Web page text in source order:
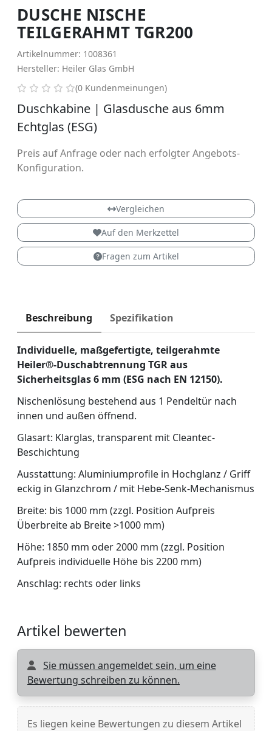
DUSCHE NISCHE
TEILGERAHMT TGR200
Artikelnummer: 1008361
Hersteller: Heiler Glas GmbH
0 von 5 Sternen
(0 Kundenmeinungen)
Duschkabine | Glasdusche aus 6mm
Echtglas (ESG)
Preis auf Anfrage oder nach erfolgter Angebots-
Konfiguration.
Vergleichen
Auf den Merkzettel
Fragen zum Artikel
Beschreibung Spezifikation
Individuelle, maßgefertigte, teilgerahmte
Heiler®-Duschabtrennung TGR aus
Sicherheitsglas 6 mm (ESG nach EN 12150).
Nischenlösung bestehend aus 1 Pendeltür nach
innen und außen öffnend.
Glasart: Klarglas, transparent mit Cleantec-
Beschichtung
Ausstattung: Aluminiumprofile in Hochglanz / Griff
eckig in Glanzchrom / mit Hebe-Senk-Mechanismus
Breite: bis 1000 mm (zzgl. Position Aufpreis
Überbreite ab Breite >1000 mm)
Höhe: 1850 mm oder 2000 mm (zzgl. Position
Aufpreis individuelle Höhe bis 2200 mm)
Anschlag: rechts oder links
Artikel bewerten
Sie müssen angemeldet sein, um eine
Bewertung schreiben zu können.
Es liegen keine Bewertungen zu diesem Artikel